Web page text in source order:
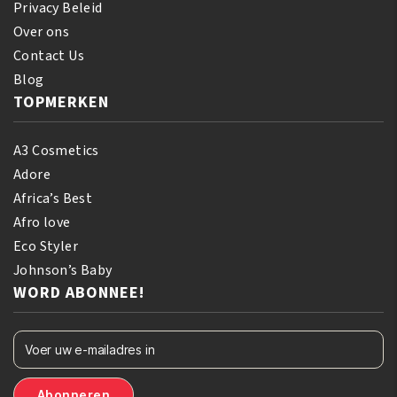
Privacy Beleid
Over ons
Contact Us
Blog
TOPMERKEN
A3 Cosmetics
Adore
Africa’s Best
Afro love
Eco Styler
Johnson’s Baby
WORD ABONNEE!